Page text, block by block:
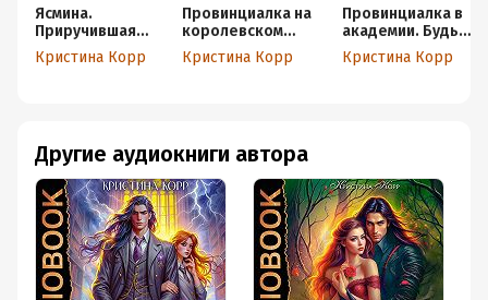
Ясмина.
Приручившая
вампира
Кристина Корр
Провинциалка на
королевском
балу. Роза для
чудовища
Кристина Корр
Провинциалка в
академии. Будь
моей парой
Кристина Корр
Другие аудиокниги автора